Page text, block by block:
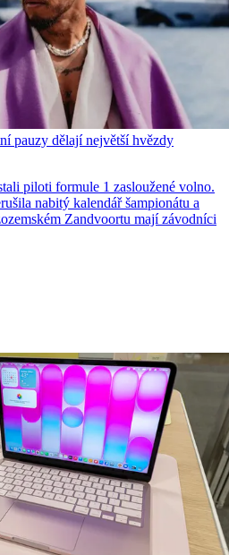
pauzy dělají největší hvězdy
piloti formule 1 zasloužené volno.
nabitý kalendář šampionátu a
Zandvoortu mají závodníci